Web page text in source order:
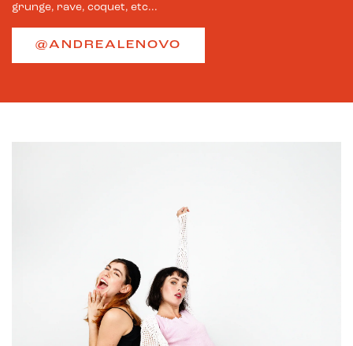
grunge, rave, coquet, etc...
@ANDREALENOVO